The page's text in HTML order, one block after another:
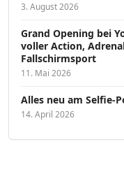
3. August 2026
Grand Opening bei
voller Action,
Fallschirmsport
11. Mai 2026
Alles neu am Selfie-
14. April 2026